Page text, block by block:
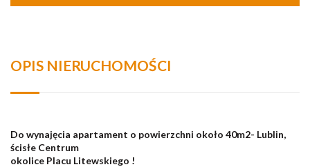
OPIS NIERUCHOMOŚCI
Do wynajęcia apartament o powierzchni około 40m2- Lublin,
ścisłe Centrum
okolice Placu Litewskiego !